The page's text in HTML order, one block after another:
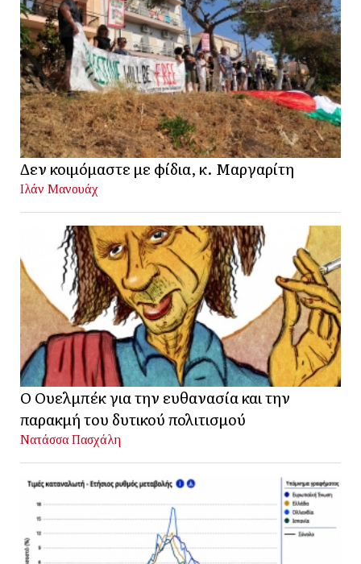
Δεν κοιμόμαστε με φίδια, κ. Μαργαρίτη
Ιλάν Μανουάχ
Ο Ουελμπέκ για την ευθανασία και την
παρακμή του δυτικού πολιτισμού
Νατάσσα Πασχάλη